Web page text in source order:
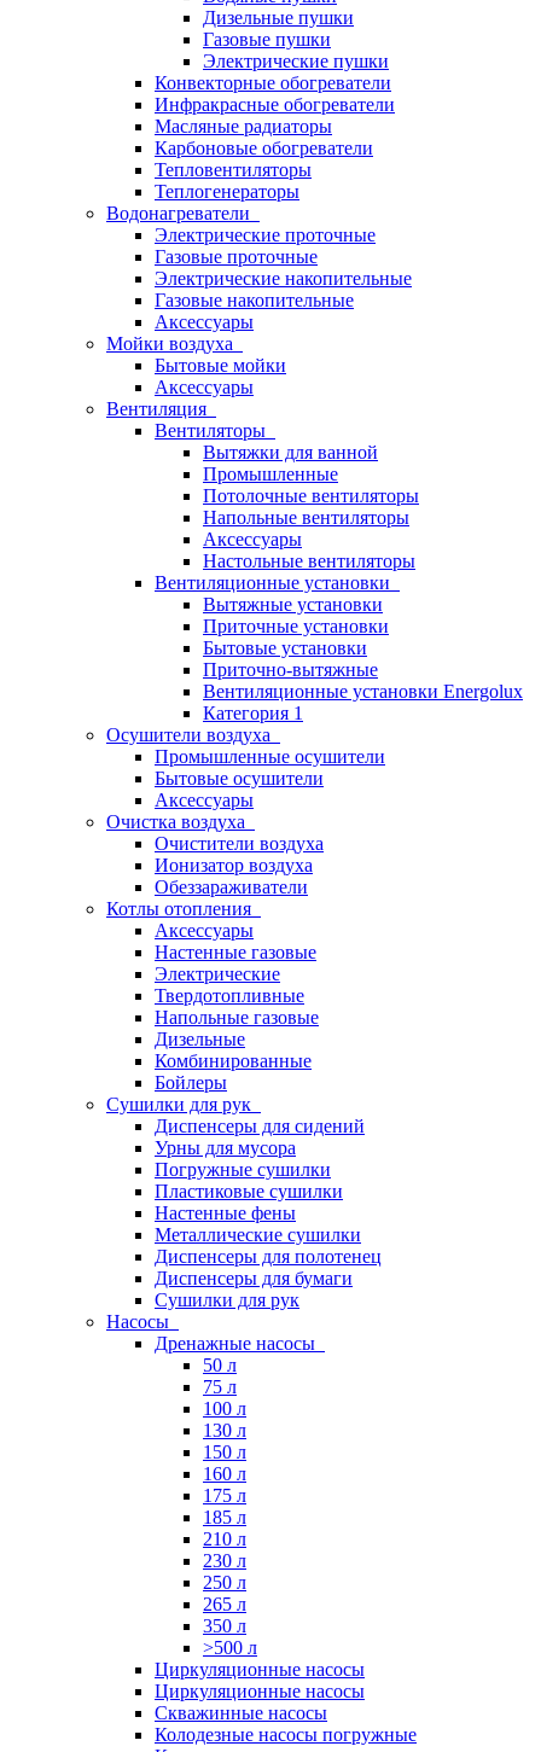
Дизельные пушки
Газовые пушки
Электрические пушки
Конвекторные обогреватели
Инфракрасные обогреватели
Масляные радиаторы
Карбоновые обогреватели
Тепловентиляторы
Теплогенераторы
Водонагреватели
Электрические проточные
Газовые проточные
Электрические накопительные
Газовые накопительные
Аксессуары
Мойки воздуха
Бытовые мойки
Аксессуары
Вентиляция
Вентиляторы
Вытяжки для ванной
Промышленные
Потолочные вентиляторы
Напольные вентиляторы
Аксессуары
Настольные вентиляторы
Вентиляционные установки
Вытяжные установки
Приточные установки
Бытовые установки
Приточно-вытяжные
Вентиляционные установки Energolux
Категория 1
Осушители воздуха
Промышленные осушители
Бытовые осушители
Аксессуары
Очистка воздуха
Очистители воздуха
Ионизатор воздуха
Обеззараживатели
Котлы отопления
Аксессуары
Настенные газовые
Электрические
Твердотопливные
Напольные газовые
Дизельные
Комбинированные
Бойлеры
Сушилки для рук
Диспенсеры для сидений
Урны для мусора
Погружные сушилки
Пластиковые сушилки
Настенные фены
Металлические сушилки
Диспенсеры для полотенец
Диспенсеры для бумаги
Сушилки для рук
Насосы
Дренажные насосы
50 л
75 л
100 л
130 л
150 л
160 л
175 л
185 л
210 л
230 л
250 л
265 л
350 л
>500 л
Циркуляционные насосы
Циркуляционные насосы
Скважинные насосы
Колодезные насосы погружные